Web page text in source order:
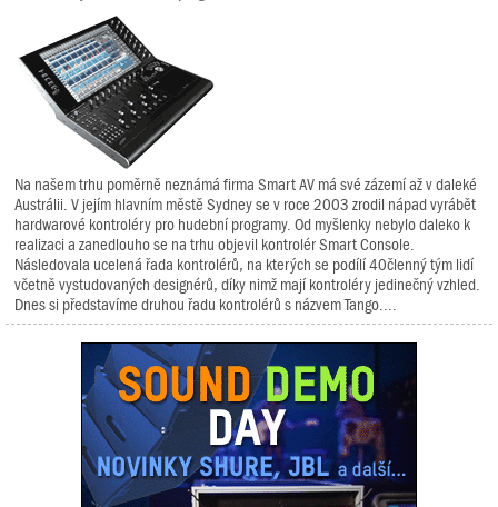
Na našem trhu poměrně neznámá firma Smart AV má své zázemí až v daleké
Austrálii. V jejím hlavním městě Sydney se v roce 2003 zrodil nápad vyrábět
hardwarové kontroléry pro hudební programy. Od myšlenky nebylo daleko k
realizaci a zanedlouho se na trhu objevil kontrolér Smart Console.
Následovala ucelená řada kontrolérů, na kterých se podílí 40členný tým lidí
včetně vystudovaných designérů, díky nimž mají kontroléry jedinečný vzhled.
Dnes si představíme druhou řadu kontrolérů s názvem Tango....